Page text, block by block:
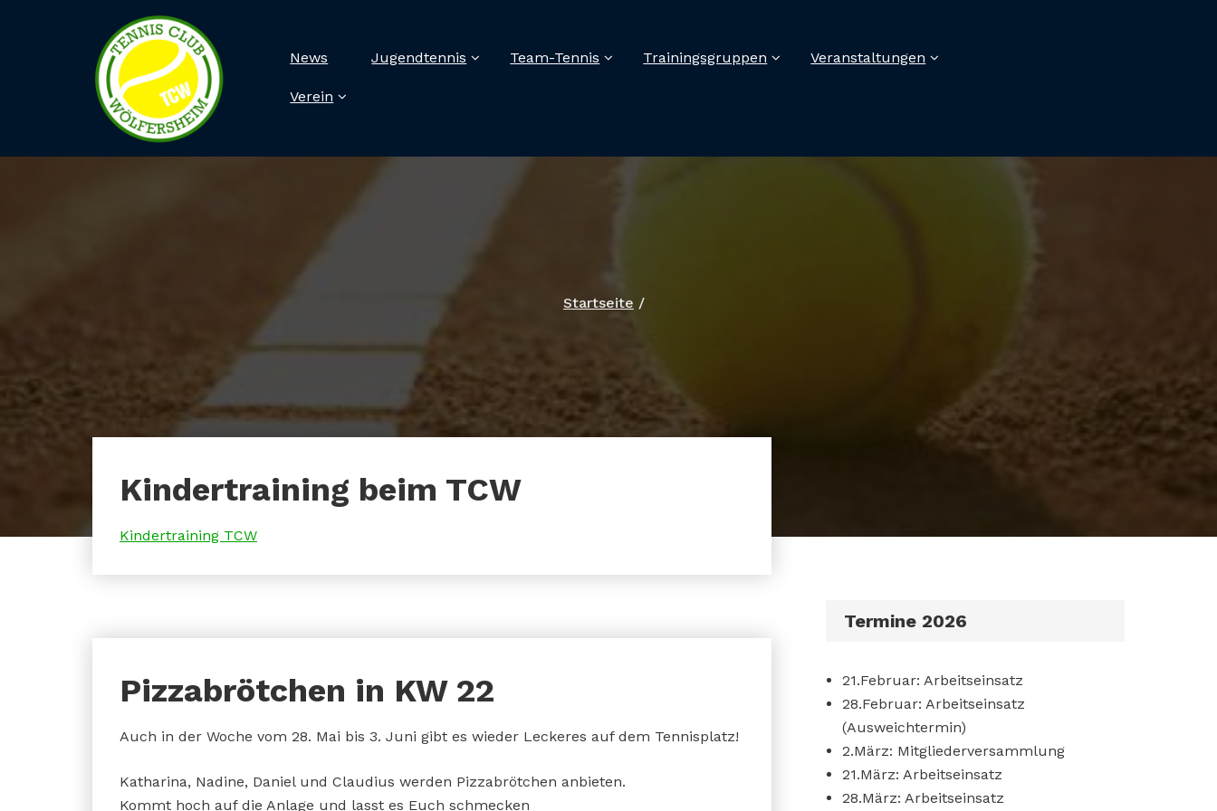
News Jugendtennis Team-Tennis Trainingsgruppen Veranstaltungen
Verein
Startseite
Kindertraining beim TCW
Kindertraining TCW
Pizzabrötchen in KW 22
Auch in der Woche vom 28. Mai bis 3. Juni gibt es wieder Leckeres auf dem Tennisplatz!
Katharina, Nadine, Daniel und Claudius werden Pizzabrötchen anbieten.
Kommt hoch auf die Anlage und lasst es Euch schmecken
Termine 2026
21.Februar: Arbeitseinsatz
28.Februar: Arbeitseinsatz
(Ausweichtermin)
2.März: Mitgliederversammlung
21.März: Arbeitseinsatz
28.März: Arbeitseinsatz